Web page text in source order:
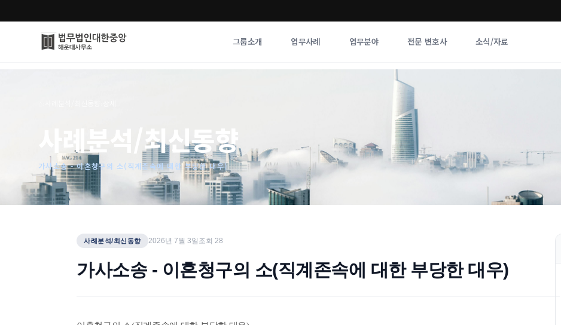
그룹소개 업무사례 업무분야 전문 변호사 소식/자료
사례분석/최신동향
법률정보
법률지식인
고객후기
사례분석/최신동향
가사소송 - 이혼청구의 소(직계존속에 대한 부당한 대우)
사례분석/최신동향 2026년 7월 3일 조회 28
가사소송 - 이혼청구의 소(직계존속에 대한 부당한 대우)